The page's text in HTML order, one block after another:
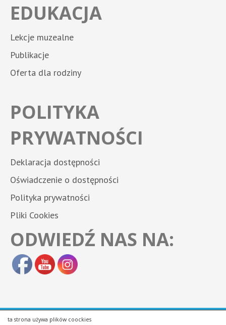
ta strona używa plików coockies
EDUKACJA
Lekcje muzealne
Publikacje
Oferta dla rodziny
POLITYKA
PRYWATNOŚCI
Deklaracja dostępności
Oświadczenie o dostępności
Polityka prywatności
Pliki Cookies
ODWIEDŹ NAS NA: